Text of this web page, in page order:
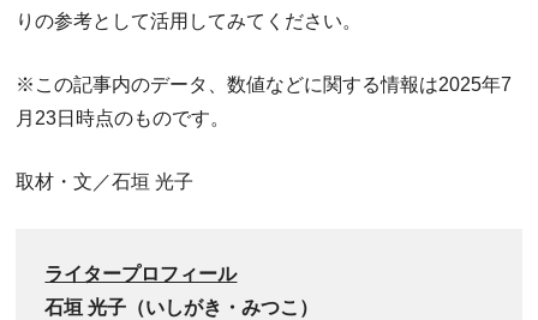
りの参考として活用してみてください。
※この記事内のデータ、数値などに関する情報は2025年7
月23日時点のものです。
取材・文／石垣 光子
ライタープロフィール
石垣 光子（いしがき・みつこ）